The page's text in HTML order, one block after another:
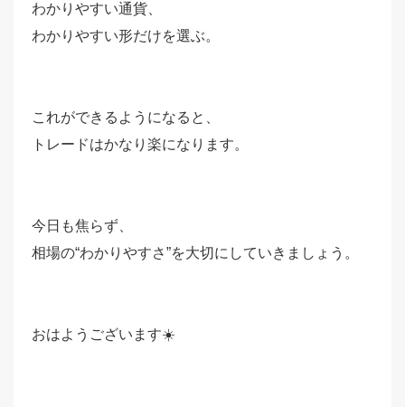
わかりやすい通貨、
わかりやすい形だけを選ぶ。
これができるようになると、
トレードはかなり楽になります。
今日も焦らず、
相場の“わかりやすさ”を大切にしていきましょう。
おはようございます☀️